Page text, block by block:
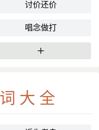
讨价还价
唱念做打
更多
大全